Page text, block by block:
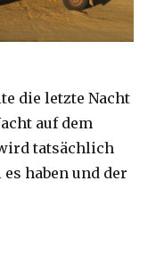
die letzte Nacht
auf dem
tatsächlich
haben und der